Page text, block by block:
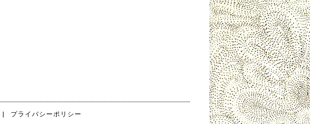
|
プライバシーポリシー